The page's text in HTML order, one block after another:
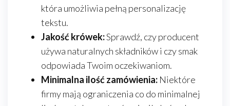
która umożliwia pełną personalizację
tekstu.
Jakość krówek:Sprawdź, czy producent
używa naturalnych składników i czy smak
odpowiada Twoim oczekiwaniom.
Minimalna ilość zamówienia: Niektóre
firmy mają ograniczenia co do minimalnej